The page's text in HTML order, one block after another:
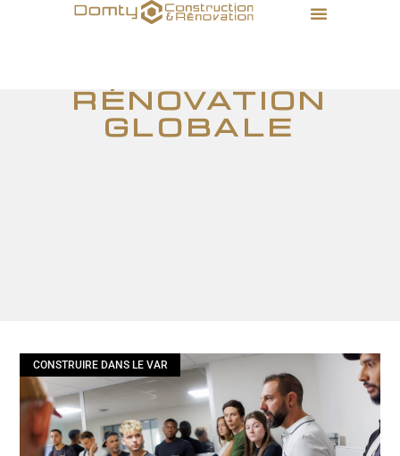
rénovation
globale
CONSTRUIRE DANS LE VAR